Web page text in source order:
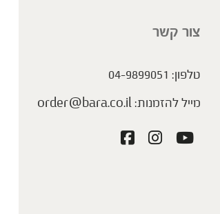
צור קשר
טלפון: 04-9899051
מייל להזמנות:order@bara.co.il